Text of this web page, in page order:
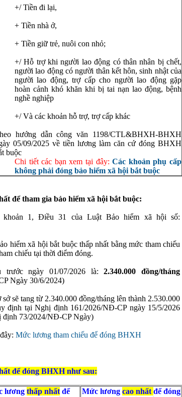
+/ Tiền đi lại,
+ Tiền nhà ở,
+ Tiền giữ trẻ, nuôi con nhỏ;
+/ Hỗ trợ khi người lao động có thân nhân bị chết,
người lao động có người thân kết hôn, sinh nhật của
người lao động, trợ cấp cho người lao động gặp
hoàn cảnh khó khăn khi bị tai nạn lao động, bệnh
nghề nghiệp
+/ Và các khoản hỗ trợ, trợ cấp khác
hướng dẫn công văn 1198/CTL&BHXH-BHXH
05/09/2025 về tiền lương làm căn cứ đóng BHXH
buộc
Chi tiết các bạn xem tại đây: Các khoản phụ cấp
không phải đóng bảo hiểm xã hội bắt buộc
để tham gia bảo hiểm xã hội bắt buộc:
1, Điều 31 của Luật Bảo hiểm xã hội số:
hiểm xã hội bắt buộc thấp nhất bằng mức tham chiếu
chiếu tại thời điểm đóng.
trước ngày 01/07/2026 là:2.340.000 đồng/tháng
Ngày 30/6/2024)
sẽ tang từ 2.340.000 đồng/tháng lên thành 2.530.000
định tại Nghị định 161/2026/NĐ-CP ngày 15/5/2026
định 73/2024/NĐ-CP Ngày)
Mức lương tham chiếu để đóng BHXH
để đóng BHXH như sau:
lương thấp nhất để
Mức lương cao nhất để đóng